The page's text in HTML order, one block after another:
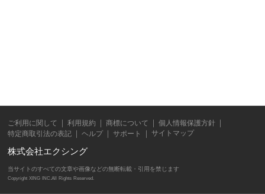
ご利用に関して 利用規約 商標について
個人情報保護方針
特定商取引法の表記
ヘルプ サポート サイトマップ
株式会社エクシング
当サイトのすべての文章や画像などの無断転載・引用を禁じます
Copyright XING INC.All Rights Reserved.